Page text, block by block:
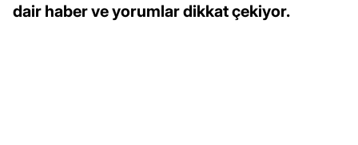
dair haber ve yorumlar dikkat çekiyor.